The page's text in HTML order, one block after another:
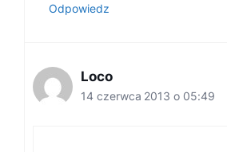
Odpowiedz
Loco
14 czerwca 2013 o 05:49